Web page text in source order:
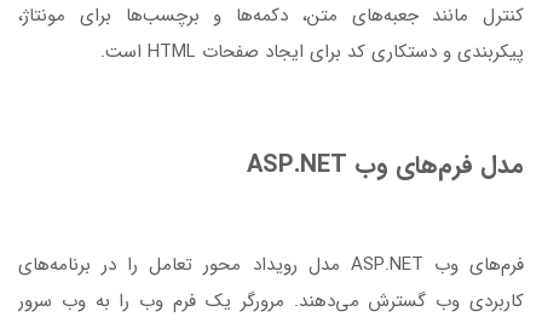
کنترل مانند جعبه‌های متن، دکمه‌ها و برچسب‌ها برای مونتاژ،
پیکربندی و دستکاری کد برای ایجاد صفحات HTML است.
مدل فرم‌های وب ASP.NET
فرم‌های وب ASP.NET مدل رویداد محور تعامل را در برنامه‌های
کاربردی وب گسترش می‌دهند. مرورگر یک فرم وب را به وب سرور